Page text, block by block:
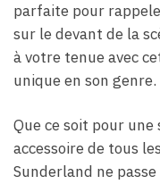
parfaite pour
sur le devant de la
à votre tenue avec
unique en son genre.
Que ce soit pour une
accessoire de tous
Sunderland ne